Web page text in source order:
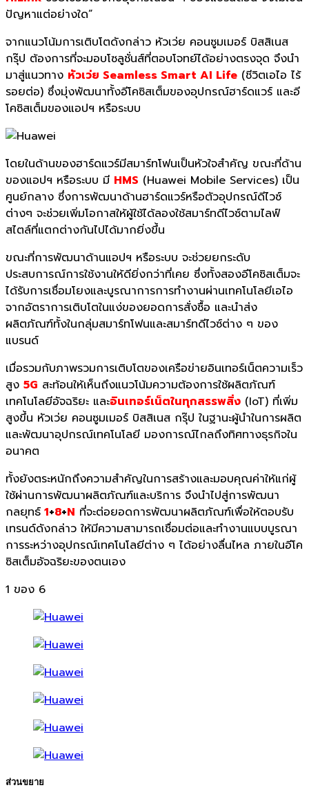
ปัญหาแต่อย่างใด”
จากแนวโน้มการเติบโตดังกล่าว หัวเว่ย คอนซูมเมอร์ บิสสิเนส
กรุ๊ป ต้องการที่จะมอบโซลูชั่นส์ที่ตอบโจทย์ได้อย่างตรงจุด จึงนำ
มาสู่แนวทาง หัวเว่ย Seamless Smart AI Life (ชีวิตเอไอ ไร้
รอยต่อ) ซึ่งมุ่งพัฒนาทั้งอีโคซิสเต็มของอุปกรณ์ฮาร์ดแวร์ และอี
โคซิสเต็มของแอปฯ หรือระบบ
โดยในด้านของฮาร์ดแวร์มีสมาร์ทโฟนเป็นหัวใจสำคัญ ขณะที่ด้าน
ของแอปฯ หรือระบบ มี HMS (Huawei Mobile Services) เป็น
ศูนย์กลาง ซึ่งการพัฒนาด้านฮาร์ดแวร์หรือตัวอุปกรณ์ดีไวซ์
ต่างๆ จะช่วยเพิ่มโอกาสให้ผู้ใช้ได้ลองใช้สมาร์ทดีไวซ์ตามไลฟ์
สไตล์ที่แตกต่างกันไปได้มากยิ่งขึ้น
ขณะที่การพัฒนาด้านแอปฯ หรือระบบ จะช่วยยกระดับ
ประสบการณ์การใช้งานให้ดียิ่งกว่าที่เคย ซึ่งทั้งสองอีโคซิสเต็มจะ
ได้รับการเชื่อมโยงและบูรณาการการทำงานผ่านเทคโนโลยีเอไอ
จากอัตราการเติบโตในแง่ของยอดการสั่งซื้อ และนำส่ง
ผลิตภัณฑ์ทั้งในกลุ่มสมาร์ทโฟนและสมาร์ทดีไวซ์ต่าง ๆ ของ
แบรนด์
เมื่อรวมกับภาพรวมการเติบโตของเครือข่ายอินเทอร์เน็ตความเร็ว
สูง 5G สะท้อนให้เห็นถึงแนวโน้มความต้องการใช้ผลิตภัณฑ์
เทคโนโลยีอัจฉริยะ และอินเทอร์เน็ตในทุกสรรพสิ่ง (IoT) ที่เพิ่ม
สูงขึ้น หัวเว่ย คอนซูมเมอร์ บิสสิเนส กรุ๊ป ในฐานะผู้นำในการผลิต
และพัฒนาอุปกรณ์เทคโนโลยี มองการณ์ไกลถึงทิศทางธุรกิจใน
อนาคต
ทั้งยังตระหนักถึงความสำคัญในการสร้างและมอบคุณค่าให้แก่ผู้
ใช้ผ่านการพัฒนาผลิตภัณฑ์และบริการ จึงนำไปสู่การพัฒนา
กลยุทธ์ 1+8+N ที่จะต่อยอดการพัฒนาผลิตภัณฑ์เพื่อให้ตอบรับ
เทรนด์ดังกล่าว ให้มีความสามารถเชื่อมต่อและทำงานแบบบูรณา
การระหว่างอุปกรณ์เทคโนโลยีต่าง ๆ ได้อย่างลื่นไหล ภายในอีโค
ซิสเต็มอัจฉริยะของตนเอง
1 ของ 6
ส่วนขยาย